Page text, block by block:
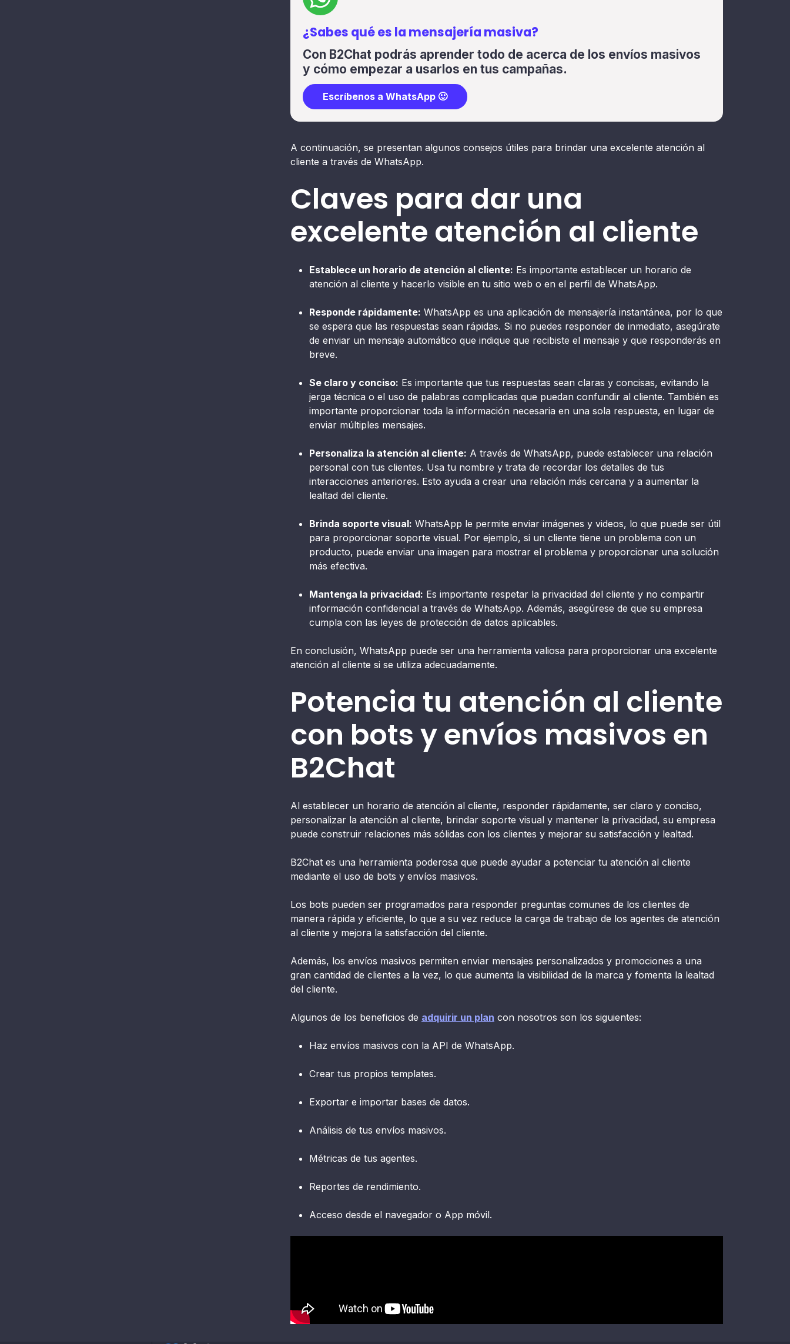
¿Sabes qué es la mensajería masiva?
Con B2Chat podrás aprender todo de acerca de los envíos masivos
y cómo empezar a usarlos en tus campañas.
Escríbenos a WhatsApp 🙂
A continuación, se presentan algunos consejos útiles para brindar una excelente atención al
cliente a través de WhatsApp.
Claves para dar una
excelente atención al cliente
Establece un horario de atención al cliente: Es importante establecer un horario de
atención al cliente y hacerlo visible en tu sitio web o en el perfil de WhatsApp.
Responde rápidamente: WhatsApp es una aplicación de mensajería instantánea, por lo que
se espera que las respuestas sean rápidas. Si no puedes responder de inmediato, asegúrate
de enviar un mensaje automático que indique que recibiste el mensaje y que responderás en
breve.
Se claro y conciso: Es importante que tus respuestas sean claras y concisas, evitando la
jerga técnica o el uso de palabras complicadas que puedan confundir al cliente. También es
importante proporcionar toda la información necesaria en una sola respuesta, en lugar de
enviar múltiples mensajes.
Personaliza la atención al cliente: A través de WhatsApp, puede establecer una relación
personal con tus clientes. Usa tu nombre y trata de recordar los detalles de tus
interacciones anteriores. Esto ayuda a crear una relación más cercana y a aumentar la
lealtad del cliente.
Brinda soporte visual: WhatsApp le permite enviar imágenes y videos, lo que puede ser útil
para proporcionar soporte visual. Por ejemplo, si un cliente tiene un problema con un
producto, puede enviar una imagen para mostrar el problema y proporcionar una solución
más efectiva.
Mantenga la privacidad: Es importante respetar la privacidad del cliente y no compartir
información confidencial a través de WhatsApp. Además, asegúrese de que su empresa
cumpla con las leyes de protección de datos aplicables.
En conclusión, WhatsApp puede ser una herramienta valiosa para proporcionar una excelente
atención al cliente si se utiliza adecuadamente.
Potencia tu atención al cliente
con bots y envíos masivos en
B2Chat
Al establecer un horario de atención al cliente, responder rápidamente, ser claro y conciso,
personalizar la atención al cliente, brindar soporte visual y mantener la privacidad, su empresa
puede construir relaciones más sólidas con los clientes y mejorar su satisfacción y lealtad.
B2Chat es una herramienta poderosa que puede ayudar a potenciar tu atención al cliente
mediante el uso de bots y envíos masivos.
Los bots pueden ser programados para responder preguntas comunes de los clientes de
manera rápida y eficiente, lo que a su vez reduce la carga de trabajo de los agentes de atención
al cliente y mejora la satisfacción del cliente.
Además, los envíos masivos permiten enviar mensajes personalizados y promociones a una
gran cantidad de clientes a la vez, lo que aumenta la visibilidad de la marca y fomenta la lealtad
del cliente.
Algunos de los beneficios de adquirir un plan con nosotros son los siguientes:
Haz envíos masivos con la API de WhatsApp.
Crear tus propios templates.
Exportar e importar bases de datos.
Análisis de tus envíos masivos.
Métricas de tus agentes.
Reportes de rendimiento.
Acceso desde el navegador o App móvil.